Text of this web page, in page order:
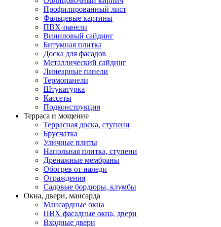
Профилированный лист
Фальцевые картины
ПВХ-панели
Виниловый сайдинг
Битумная плитка
Доска для фасадов
Металлический сайдинг
Линеарные панели
Термопанели
Штукатурка
Кассеты
Подконструкция
Терраса и мощение
Террасная доска, ступени
Брусчатка
Уличные плиты
Напольная плитка, ступени
Дренажные мембраны
Обогрев от наледи
Ограждения
Садовые бордюры, клумбы
Окна, двери, мансарда
Мансардные окна
ПВХ фасадные окна, двери
Входные двери